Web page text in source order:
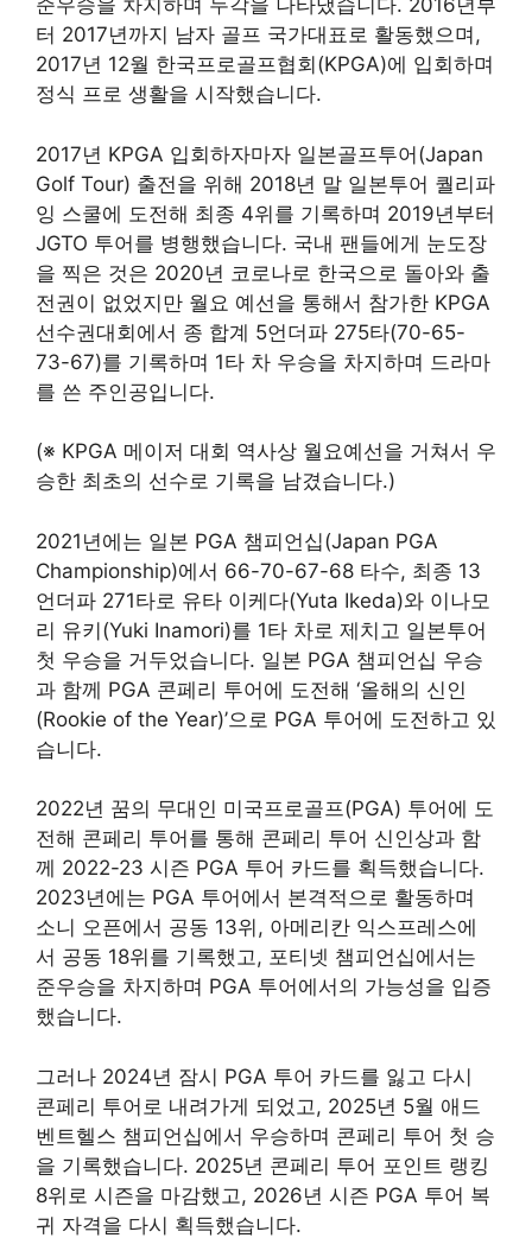
준우승을 차지하며 두각을 나타냈습니다. 2016년부
터 2017년까지 남자 골프 국가대표로 활동했으며,
2017년 12월 한국프로골프협회(KPGA)에 입회하며
정식 프로 생활을 시작했습니다.
2017년 KPGA 입회하자마자 일본골프투어(Japan
Golf Tour) 출전을 위해 2018년 말 일본투어 퀄리파
잉 스쿨에 도전해 최종 4위를 기록하며 2019년부터
JGTO 투어를 병행했습니다. 국내 팬들에게 눈도장
을 찍은 것은 2020년 코로나로 한국으로 돌아와 출
전권이 없었지만 월요 예선을 통해서 참가한 KPGA
선수권대회에서 종 합계 5언더파 275타(70-65-
73-67)를 기록하며 1타 차 우승을 차지하며 드라마
를 쓴 주인공입니다.
(※ KPGA 메이저 대회 역사상 월요예선을 거쳐서 우
승한 최초의 선수로 기록을 남겼습니다.)
2021년에는 일본 PGA 챔피언십(Japan PGA
Championship)에서 66-70-67-68 타수, 최종 13
언더파 271타로 유타 이케다(Yuta Ikeda)와 이나모
리 유키(Yuki Inamori)를 1타 차로 제치고 일본투어
첫 우승을 거두었습니다. 일본 PGA 챔피언십 우승
과 함께 PGA 콘페리 투어에 도전해 ‘올해의 신인
(Rookie of the Year)’으로 PGA 투어에 도전하고 있
습니다.
2022년 꿈의 무대인 미국프로골프(PGA) 투어에 도
전해 콘페리 투어를 통해 콘페리 투어 신인상과 함
께 2022-23 시즌 PGA 투어 카드를 획득했습니다.
2023년에는 PGA 투어에서 본격적으로 활동하며
소니 오픈에서 공동 13위, 아메리칸 익스프레스에
서 공동 18위를 기록했고, 포티넷 챔피언십에서는
준우승을 차지하며 PGA 투어에서의 가능성을 입증
했습니다.
그러나 2024년 잠시 PGA 투어 카드를 잃고 다시
콘페리 투어로 내려가게 되었고, 2025년 5월 애드
벤트헬스 챔피언십에서 우승하며 콘페리 투어 첫 승
을 기록했습니다. 2025년 콘페리 투어 포인트 랭킹
8위로 시즌을 마감했고, 2026년 시즌 PGA 투어 복
귀 자격을 다시 획득했습니다.